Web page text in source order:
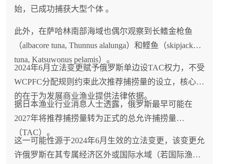
始，已成功捕获大型个体 。
此外，在萨哈林南部海域也偶尔观察到长鳍金枪鱼
（albacore tuna, Thunnus alalunga）和鲣鱼（skipjack
tuna, Katsuwonus pelamis）。
2024年6月立法变更赋予俄罗斯单边设TAC权力，不受
WCPFC分配规则约束此次推荐捕捞量的设立，核心目
的在于为发展商业渔业提供法律依据。
据日本渔业行业消息人士透露，俄罗斯最早可能在
2027年将推荐捕捞量转为正式的总允许捕捞量
（TAC）。
这一可能性源于2024年6月生效的立法变更，该变更允
许俄罗斯在其专属经济区外或国际水域（若国际渔业